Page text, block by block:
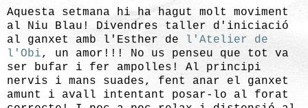
Aquesta setmana hi ha hagut molt moviment
al Niu Blau! Divendres taller d'iniciació
al ganxet amb l'Esther de l'Atelier de
l'Obi, un amor!!! No us penseu que tot va
ser bufar i fer ampolles! Al principi
nervis i mans suades, fent anar el ganxet
amunt i avall intentant posar-lo al forat